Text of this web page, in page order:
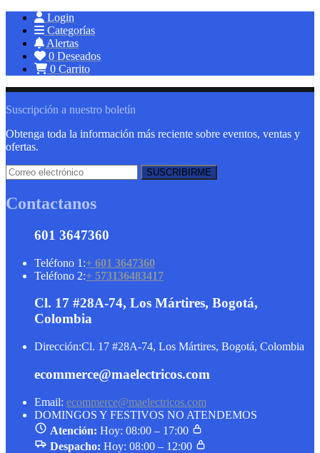
Login
Categorías
Alertas
0 Deseados
0 Carrito
Suscripción a nuestro boletín
Obtenga toda la información más reciente sobre eventos, ventas y
ofertas.
Contactanos
601 3647360
Teléfono 1:+ 601 3647360
Teléfono 2:+ 573136483417
Cl. 17 #28A-74, Los Mártires, Bogotá,
Colombia
Dirección:Cl. 17 #28A-74, Los Mártires, Bogotá, Colombia
ecommerce@maelectricos.com
Email: ecommerce@maelectricos.com
DOMINGOS Y FESTIVOS NO ATENDEMOS
Atención: Hoy: 08:00 – 17:00
Despacho: Hoy: 08:00 – 12:00